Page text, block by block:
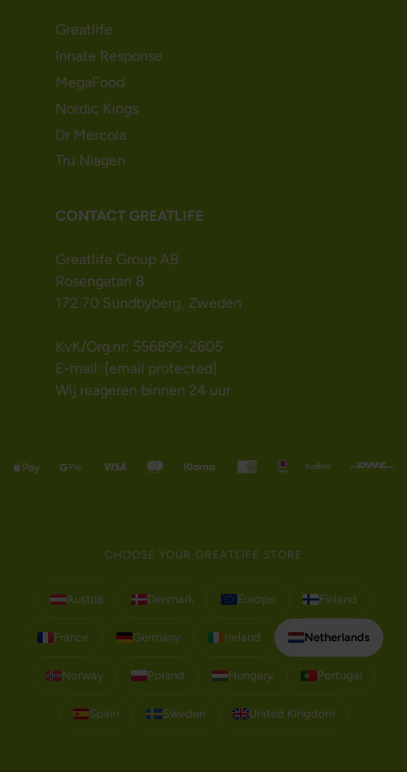
Greatlife
Innate Response
MegaFood
Nordic Kings
Dr Mercola
Tru Niagen
CONTACT GREATLIFE
Greatlife Group AB
Rosengatan 8
172 70 Sundbyberg, Zweden
KvK/Org.nr: 556899-2605
E-mail: [email protected]
Wij reageren binnen 24 uur
CHOOSE YOUR GREATLIFE STORE
Austria Denmark Europe Finland
France Germany Ireland Netherlands
Norway Poland Hungary Portugal
Spain Sweden United Kingdom